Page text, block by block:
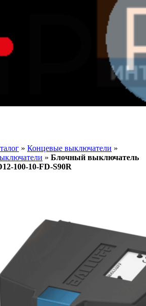
» Концевые выключатели »
» Блочный выключатель
100-10-FD-S90R